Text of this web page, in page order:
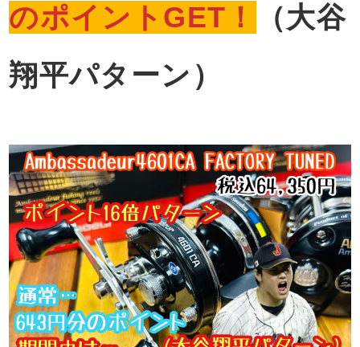
のポイントGET！
（大谷
翔平パターン）